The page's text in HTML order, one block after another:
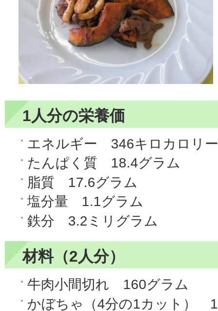
1人分の栄養価
エネルギー 346キロカロリー
たんぱく質 18.4グラム
脂質 17.6グラム
塩分量 1.1グラム
鉄分 3.2ミリグラム
材料（2人分）
牛肉小間切れ 160グラム
かぼちゃ（4分の1カット）